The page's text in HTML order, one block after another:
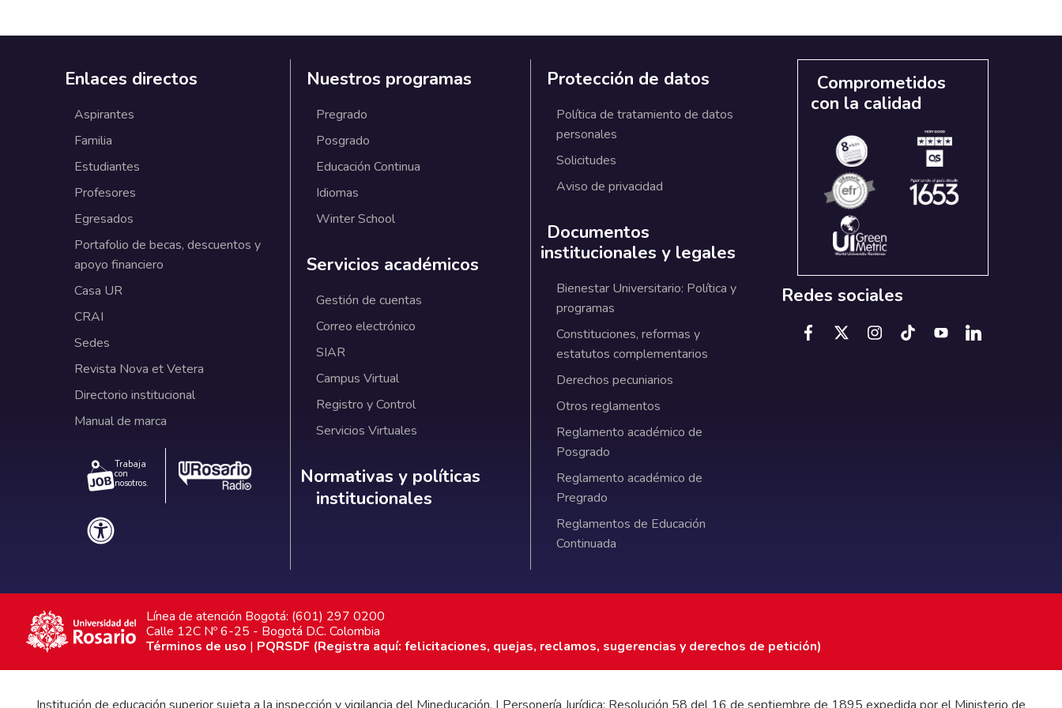
Enlaces directos
Aspirantes
Familia
Estudiantes
Profesores
Egresados
Portafolio de becas, descuentos y
apoyo financiero
Casa UR
CRAI
Sedes
Revista Nova et Vetera
Directorio institucional
Manual de marca
Trabaja
con
nosotros.
Nuestros programas
Pregrado
Posgrado
Educación Continua
Idiomas
Winter School
Servicios académicos
Gestión de cuentas
Correo electrónico
SIAR
Campus Virtual
Registro y Control
Servicios Virtuales
Normativas y políticas institucionales
Normativas y políticas
institucionales
Protección de datos
Política de tratamiento de datos
personales
Solicitudes
Aviso de privacidad
Documentos
institucionales y legales
Bienestar Universitario: Política y
programas
Constituciones, reformas y
estatutos complementarios
Derechos pecuniarios
Otros reglamentos
Reglamento académico de
Posgrado
Reglamento académico de
Pregrado
Reglamentos de Educación
Continuada
Comprometidos
con la calidad
Redes sociales
Línea de atención Bogotá: (601) 297 0200
Calle 12C Nº 6-25 - Bogotá D.C. Colombia
Términos de uso | PQRSDF (Registra aquí: felicitaciones, quejas, reclamos, sugerencias y derechos de petición)